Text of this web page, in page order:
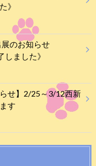
》
のお知らせ
ました》
らせ】2/25～3/12西新
す